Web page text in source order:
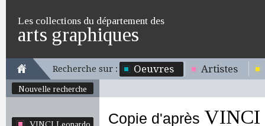
Les collections du département des
arts graphiques
Recherche sur : Oeuvres Artistes
Nouvelle recherche
Copie d'après VINCI